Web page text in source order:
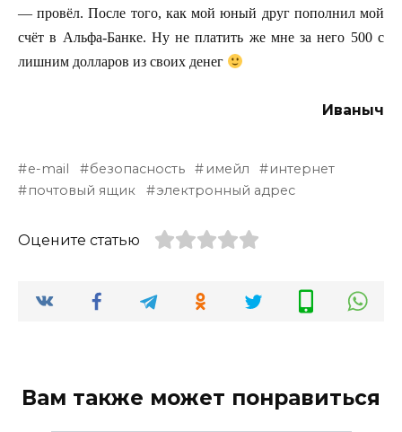
— провёл. После того, как мой юный друг пополнил мой
счёт в Альфа-Банке. Ну не платить же мне за него 500 с
лишним долларов из своих денег
Иваныч
e-mail безопасность имейл
интернет
почтовый ящик
электронный адрес
Оцените статью
Вам также может понравиться